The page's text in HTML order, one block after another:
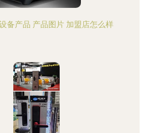
备产品 产品图片 加盟店怎么样